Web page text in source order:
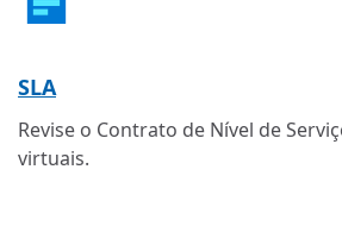
SLA
Revise o Contrato de Nível de
virtuais.